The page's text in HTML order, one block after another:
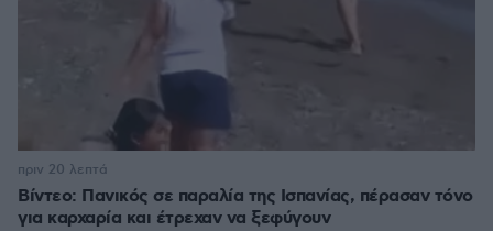
Βίντεο: Πανικός σε παραλία της Ισπανίας, πέρασαν τόνο
για καρχαρία και έτρεχαν να ξεφύγουν
πριν 20 λεπτά